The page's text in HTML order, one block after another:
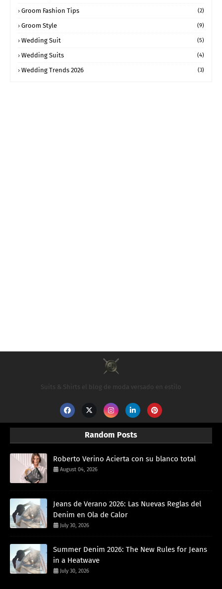
Groom Fashion Tips (2)
Groom Style (9)
Wedding Suit (5)
Wedding Suits (4)
Wedding Trends 2026 (3)
Suits & Shirts el blog de moda versado en estilo
Random Posts
Roberto Verino Acierta con su blanco total
August 04, 2026
Jeans de Verano 2026: Las Nuevas Reglas del
Denim en Ola de Calor
July 30, 2026
Summer Denim 2026: The New Rules for Jeans
in a Heatwave
July 30, 2026